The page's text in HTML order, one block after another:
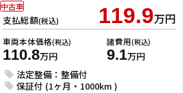
支払総額(税込) 119.9万円
車両本体価格(税込)
110.8万円
諸費用(税込)
9.1万円
法定整備：整備付
保証付 (1ヶ月・1000km )
中古車